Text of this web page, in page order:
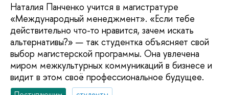
Наталия Панченко учится в магистратуре
«Международный менеджмент». «Если тебе
действительно что-то нравится, зачем искать
альтернативы?» — так студентка объясняет свой
выбор магистерской программы. Она увлечена
миром межкультурных коммуникаций в бизнесе и
видит в этом своё профессиональное будущее.